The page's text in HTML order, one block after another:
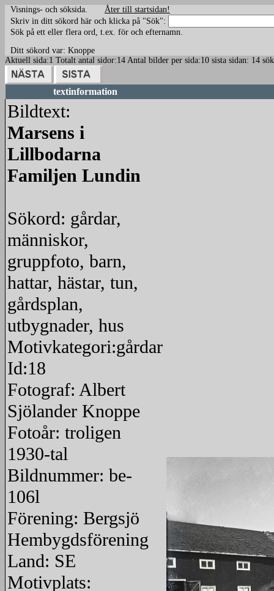
Visnings- och söksida. Åter till startsidan!
Skriv in ditt sökord här och klicka på "Sök":
Sök på ett eller flera ord, t.ex. för och efternamn.
Ditt sökord var: Knoppe
Aktuell sida:1 Totalt antal sidor:14 Antal bilder per sida:10 sista sidan: 14
textinformation
Bildtext:
Marsens i
Lillbodarna
Familjen Lundin
Sökord: gårdar,
människor,
gruppfoto, barn,
hattar, hästar, tun,
gårdsplan,
utbygnader, hus
Motivkategori:gårdar
Id:18
Fotograf: Albert
Sjölander Knoppe
Fotoår: troligen
1930-tal
Bildnummer: be-
106l
Förening: Bergsjö
Hembygdsförening
Land: SE
Motivplats: